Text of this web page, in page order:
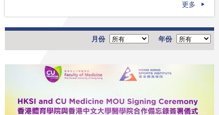
更多
年份
月份